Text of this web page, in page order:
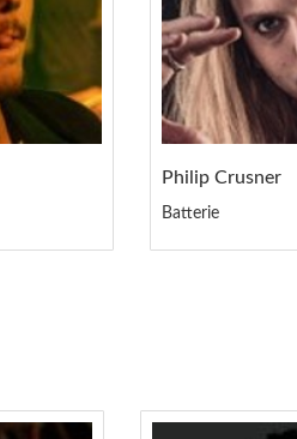
Philip Crusner
Batterie